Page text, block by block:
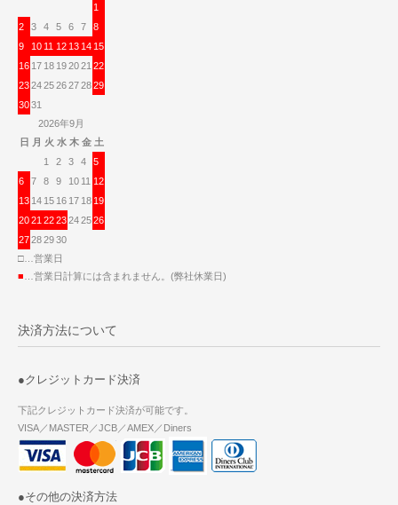
1
2
3 4 5 6 7
8
9
10 11 12 13 14 15
16 17 18 192021 22
23242526272829
3031
2026年9月
日 月 火 水 木 金 土
1
2 3 4
5
6
7 8 9 10 11 12
13 14 15 16 17 18 19
2021 2223242526
27282930
□…営業日
■ …営業日計算には含まれません。(弊社休業日)
決済方法について
●クレジットカード決済
下記クレジットカード決済が可能です。
VISA／MASTER／JCB／AMEX／Diners
●その他の決済方法